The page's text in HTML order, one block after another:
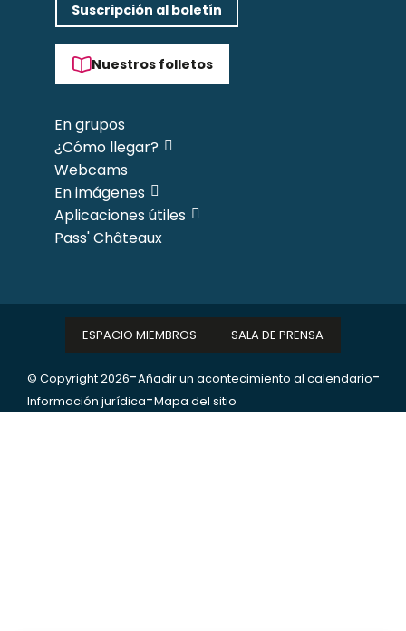
Suscripción al boletín
Nuestros folletos
En grupos
¿Cómo llegar?
Webcams
En imágenes
Aplicaciones útiles
Pass' Châteaux
© Copyright 2026-Añadir un acontecimiento al calendario-
Información jurídica-Mapa del sitio
ESPACIO MIEMBROS SALA DE PRENSA